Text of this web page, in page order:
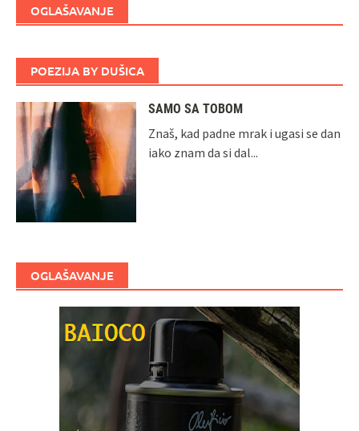
OGLAŠAVANJE
POEZIJA BY DUŠICA
SAMO SA TOBOM
Znaš, kad padne mrak i ugasi se dan
iako znam da si dal...
OGLAŠAVANJE